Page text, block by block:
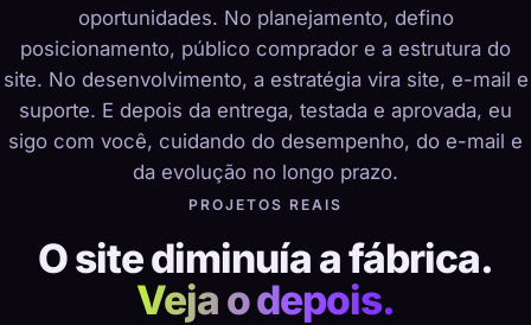
oportunidades. No planejamento, defino
posicionamento, público comprador e a estrutura do
site. No desenvolvimento, a estratégia vira site, e-mail e
suporte. E depois da entrega, testada e aprovada, eu
sigo com você, cuidando do desempenho, do e-mail e
da evolução no longo prazo.
PROJETOS REAIS
O site diminuía a fábrica.
Veja o depois.